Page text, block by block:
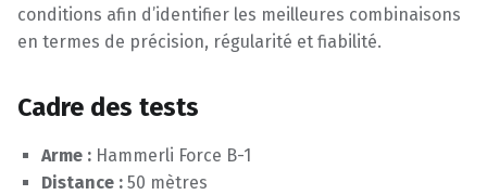
conditions afin d’identifier les meilleures combinaisons
en termes de précision, régularité et fiabilité.
Cadre des tests
Arme : Hammerli Force B-1
Distance : 50 mètres